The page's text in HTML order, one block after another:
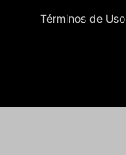
Términos de Uso